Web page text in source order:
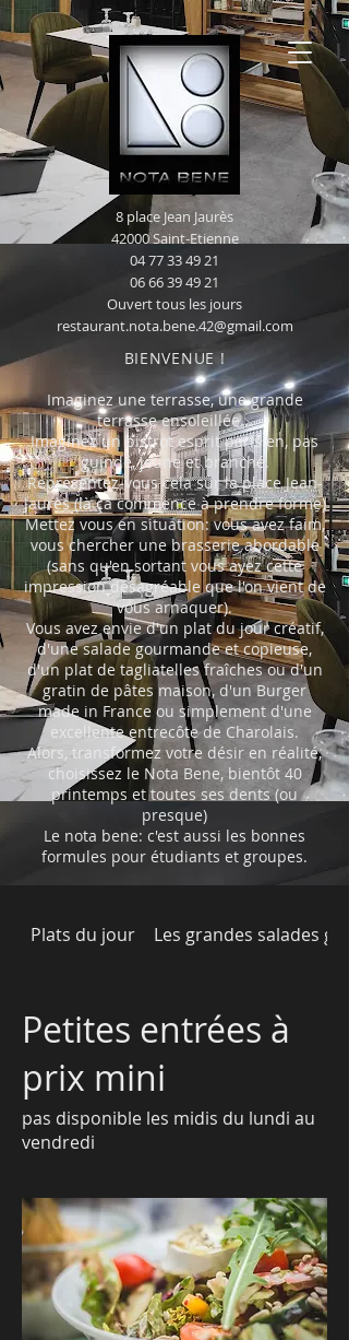
8 place Jean Jaurès
42000 Saint-Etienne
04 77 33 49 21
06 66 39 49 21
Ouvert tous les jours
restaurant.nota.bene.42@gmail.com
BIENVENUE !
Imaginez une terrasse, une grande
terrasse ensoleillée...
Imaginez un bistrot esprit parisien, pas
guindé, jeune et branché.
Représentez-vous cela sur la place Jean-
Jaurès (là ça commence à prendre forme)
Mettez vous en situation: vous avez faim,
vous chercher une brasserie abordable
(sans qu'en sortant vous ayez cette
impression désagréable que l'on vient de
vous arnaquer).
Vous avez envie d'un plat du jour créatif,
d'une salade gourmande et copieuse,
d'un plat de tagliatelles fraîches ou d'un
gratin de pâtes maison, d'un Burger
made in France ou simplement d'une
excellente entrecôte de Charolais.
Alors, transformez votre désir en réalité,
choisissez le Nota Bene, bientôt 40
printemps et toutes ses dents (ou
presque)
Le nota bene: c'est aussi les bonnes
formules pour étudiants et groupes.
Plats du jour Les grandes salades
Petites entrées à
prix mini
pas disponible les midis du lundi au
vendredi